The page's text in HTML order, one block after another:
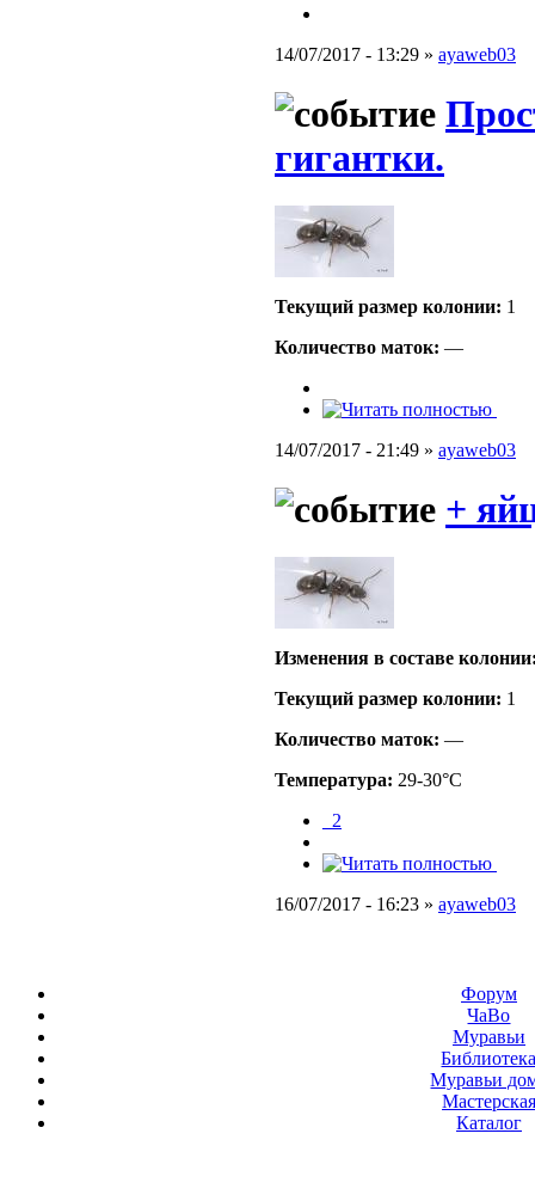
14/07/2017 - 13:29 » ayaweb03
гигантки.
Текущий размер кoлонии: 1
Количество маток: —
14/07/2017 - 21:49 » ayaweb03
+
Изменения в составе
Текущий размер кoлонии: 1
Количество маток: —
Температура: 29-30°C
_2
16/07/2017 - 16:23 » ayaweb03
Форум
ЧаВо
Муравьи
Муравьи
Мастерская
Каталог